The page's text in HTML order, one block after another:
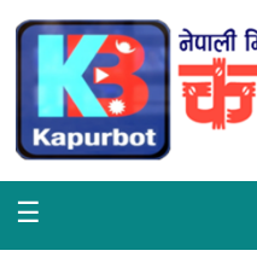
गृहपृष्ठ
समाचार
राजनीति
☰